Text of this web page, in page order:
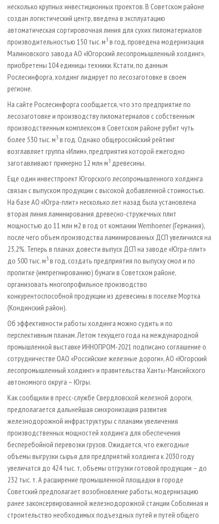
несколько крупных инвестиционных проектов. В Советском районе
создан логистический центр, введена в эксплуатацию
автоматическая сортировочная линия для сухих пиломатериалов
производительностью 150 тыс. м3 в год, проведена модернизация
Малиновского завода АО «Югорский лесопромышленный холдинг»,
приобретены 104 единицы техники. Кстати, по данным
Рослесинфорга, холдинг лидирует по лесозаготовке в своем
регионе.
На сайте Рослесинфорга сообщается, что это предприятие по
лесозаготовке и производству пиломатериалов с собственным
производственным комплексом в Советском районе рубит чуть
более 530 тыс. м3 в год. Однако общероссийский рейтинг
возглавляет группа «Илим», предприятия которой ежегодно
заготавливают примерно 12 млн м3 древесины.
Еще один инвестпроект Югорского лесопромышленного холдинга
связан с выпуском продукции с высокой добавленной стоимостью.
На базе АО «Югра-плит» несколько лет назад была установлена
вторая линия ламинирования древесно-стружечных плит
мощностью до 11 млн м2 в год от компании Wemhoener (Германия),
после чего объем производства ламинированных ДСП увеличился на
23,2%. Теперь в планах довести выпуск ДСП на заводе «Югра-плит»
до 500 тыс. м3 в год, создать предприятия по выпуску смол и по
пропитке (импрегнированию) бумаги в Советском районе,
организовать многопрофильное производство
конкурентоспособной продукции из древесины в поселке Мортка
(Кондинский район).
Об эффективности работы холдинга можно судить и по
перспективным планам. Летом текущего года на международной
промышленной выставке ИННОПРОМ-2021 подписано соглашение о
сотрудничестве ОАО «Российские железные дороги», АО «Югорский
лесопромышленный холдинг» и правительства Ханты-Мансийского
автономного округа – Югры.
Как сообщили в пресс-службе Свердловской железной дороги,
предполагается дальнейшая синхронизация развития
железнодорожной инфраструктуры с планами увеличения
производственных мощностей холдинга для обеспечения
бесперебойной перевозки грузов. Ожидается, что ежегодные
объемы выгрузки сырья для предприятий холдинга к 2030 году
увеличатся до 424 тыс. т, объемы отгрузки готовой продукции – до
232 тыс. т. А расширение промышленной площадки в городе
Советский предполагает возобновление работы, модернизацию
ранее законсервированной железнодорожной станции Соболиная и
строительство необходимых подъездных путей и путей общего